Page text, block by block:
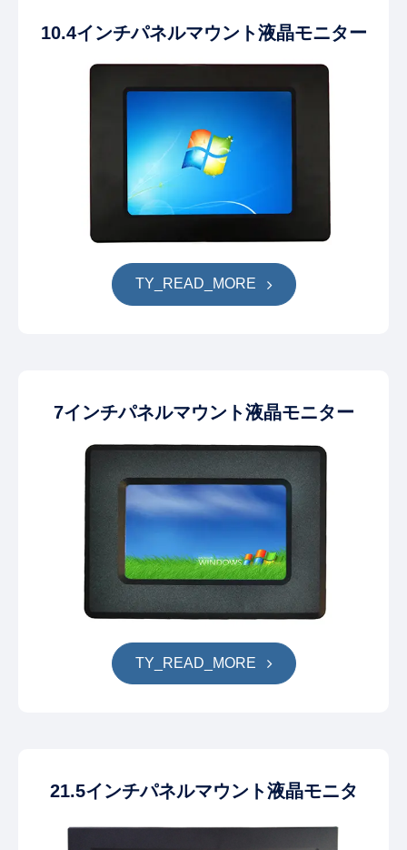
10.4インチパネルマウント液晶モニター
TY_READ_MORE
7インチパネルマウント液晶モニター
TY_READ_MORE
21.5インチパネルマウント液晶モニタ